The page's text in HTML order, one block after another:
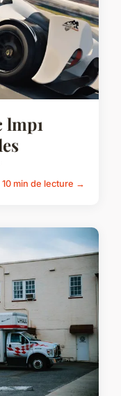
10 min de lecture →